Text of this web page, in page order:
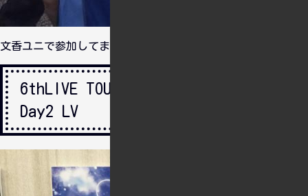
文香ユニで参加してました。
6thLIVE TOUR UNI-ON@IR!!!!福岡
Day2 LV